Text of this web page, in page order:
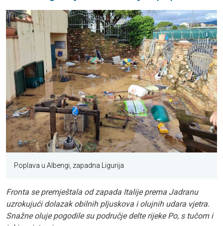
Poplava u Albengi, zapadna Ligurija
Fronta se premještala od zapada Italije prema Jadranu
uzrokujući dolazak obilnih pljuskova i olujnih udara vjetra.
Snažne oluje pogodile su područje delte rijeke Po, s tučom i